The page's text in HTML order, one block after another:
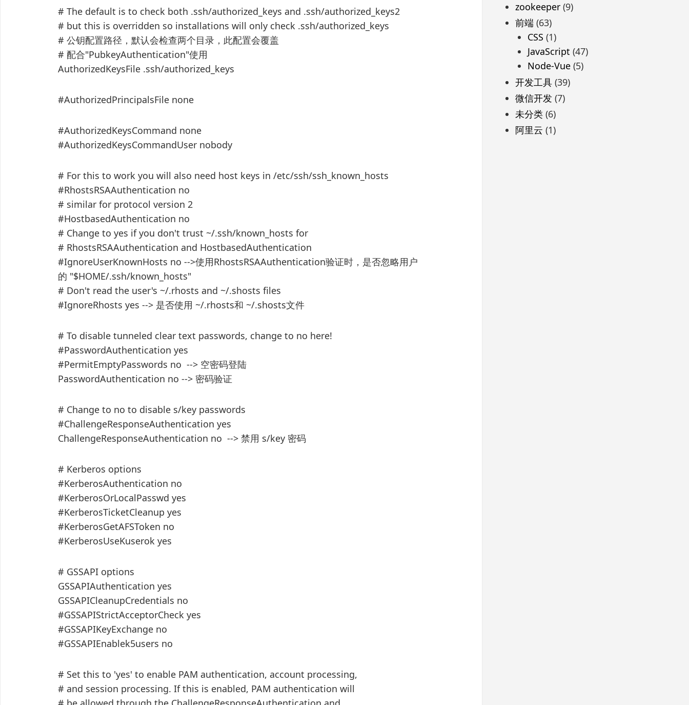
# The default is to check both .ssh/authorized_keys and .ssh/authorized_keys2
# but this is overridden so installations will only check .ssh/authorized_keys
# 公钥配置路径，默认会检查两个目录，此配置会覆盖
# 配合"PubkeyAuthentication"使用
AuthorizedKeysFile .ssh/authorized_keys
#AuthorizedPrincipalsFile none
#AuthorizedKeysCommand none
#AuthorizedKeysCommandUser nobody
# For this to work you will also need host keys in /etc/ssh/ssh_known_hosts
#RhostsRSAAuthentication no
# similar for protocol version 2
#HostbasedAuthentication no
# Change to yes if you don't trust ~/.ssh/known_hosts for
# RhostsRSAAuthentication and HostbasedAuthentication
#IgnoreUserKnownHosts no -->使用RhostsRSAAuthentication验证时，是否忽略用户
的 "$HOME/.ssh/known_hosts"
# Don't read the user's ~/.rhosts and ~/.shosts files
#IgnoreRhosts yes --> 是否使用 ~/.rhosts和 ~/.shosts文件
# To disable tunneled clear text passwords, change to no here!
#PasswordAuthentication yes
#PermitEmptyPasswords no --> 空密码登陆
PasswordAuthentication no --> 密码验证
# Change to no to disable s/key passwords
#ChallengeResponseAuthentication yes
ChallengeResponseAuthentication no --> 禁用 s/key 密码
# Kerberos options
#KerberosAuthentication no
#KerberosOrLocalPasswd yes
#KerberosTicketCleanup yes
#KerberosGetAFSToken no
#KerberosUseKuserok yes
# GSSAPI options
GSSAPIAuthentication yes
GSSAPICleanupCredentials no
#GSSAPIStrictAcceptorCheck yes
#GSSAPIKeyExchange no
#GSSAPIEnablek5users no
# Set this to 'yes' to enable PAM authentication, account processing,
# and session processing. If this is enabled, PAM authentication will
zookeeper(9)
前端(63)
CSS (1)
JavaScript (47)
Node-Vue(5)
开发工具(39)
微信开发(7)
未分类(6)
阿里云 (1)